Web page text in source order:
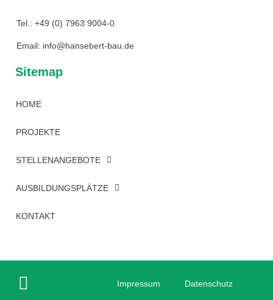
Tel.: +49 (0) 7963 9004-0
Email: info@hansebert-bau.de
Sitemap
HOME
PROJEKTE
STELLENANGEBOTE
AUSBILDUNGSPLÄTZE
KONTAKT
Impressum Datenschutz